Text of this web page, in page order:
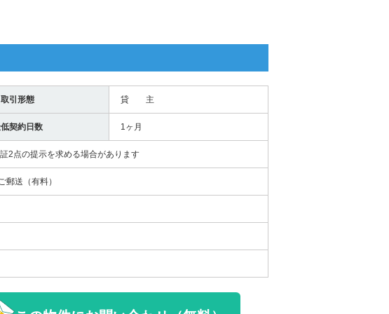
取引形態 貸 主
契約日数 1ヶ月
2点の提示を求める場合があります
送（有料）